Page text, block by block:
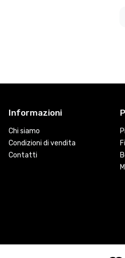
Informazioni
Chi siamo
Condizioni di vendita
Contatti